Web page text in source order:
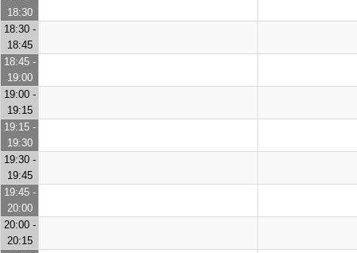
18:30
18:30 -
18:45
18:45 -
19:00
19:00 -
19:15
19:15 -
19:30
19:30 -
19:45
19:45 -
20:00
20:00 -
20:15